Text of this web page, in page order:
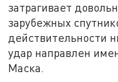
затрагивает
зарубежных
действительности
удар направлен
Маска.